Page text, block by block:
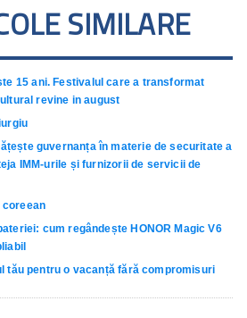
SIMILARE
15 ani. Festivalul care a transformat
revine in august
guvernanța în materie de securitate a
IMM-urile și furnizorii de servicii de
coreean
cum regândește HONOR Magic V6
tău pentru o vacanță fără compromisuri